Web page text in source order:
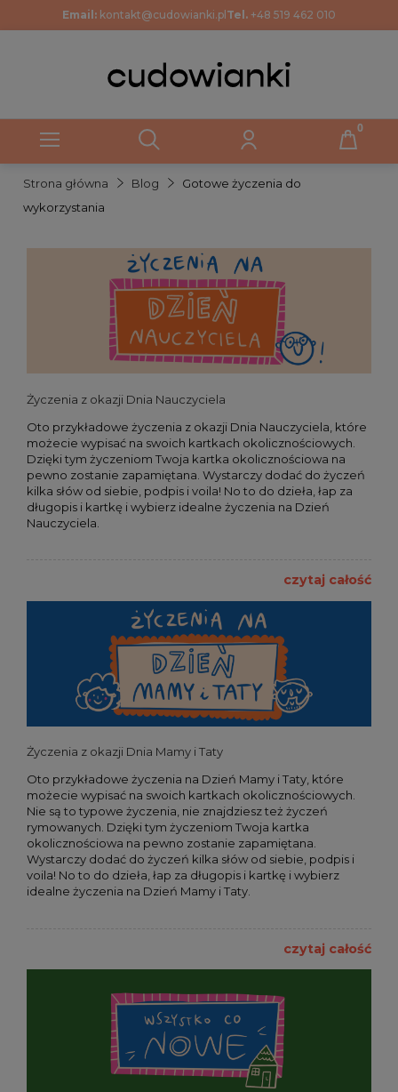
Email: kontakt@cudowianki.pl Tel. +48 519 462 010
Strona główna Blog
Gotowe życzenia do
wykorzystania
Życzenia z okazji Dnia Nauczyciela
Oto przykładowe życzenia z okazji Dnia Nauczyciela, które
możecie wypisać na swoich kartkach okolicznościowych.
Dzięki tym życzeniom Twoja kartka okolicznościowa na
pewno zostanie zapamiętana. Wystarczy dodać do życzeń
kilka słów od siebie, podpis i voila! No to do dzieła, łap za
długopis i kartkę i wybierz idealne życzenia na Dzień
Nauczyciela.
czytaj całość
Życzenia z okazji Dnia Mamy i Taty
Oto przykładowe życzenia na Dzień Mamy i Taty, które
możecie wypisać na swoich kartkach okolicznościowych.
Nie są to typowe życzenia, nie znajdziesz też życzeń
rymowanych. Dzięki tym życzeniom Twoja kartka
okolicznościowa na pewno zostanie zapamiętana.
Wystarczy dodać do życzeń kilka słów od siebie, podpis i
voila! No to do dzieła, łap za długopis i kartkę i wybierz
idealne życzenia na Dzień Mamy i Taty.
czytaj całość